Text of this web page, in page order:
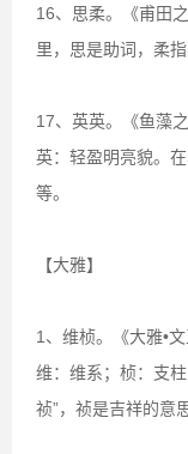
16、思柔。《甫田
里，思是助词，柔
17、英英。《鱼藻
英：轻盈明亮貌。
等。
【大雅】
1、维桢。《大雅•
维：维系；桢：支
祯”，祯是吉祥的意思